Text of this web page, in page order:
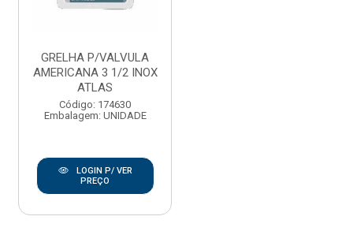
GRELHA P/VALVULA
AMERICANA 3 1/2 INOX
ATLAS
Código: 174630
Embalagem: UNIDADE
LOGIN P/ VER
PREÇO